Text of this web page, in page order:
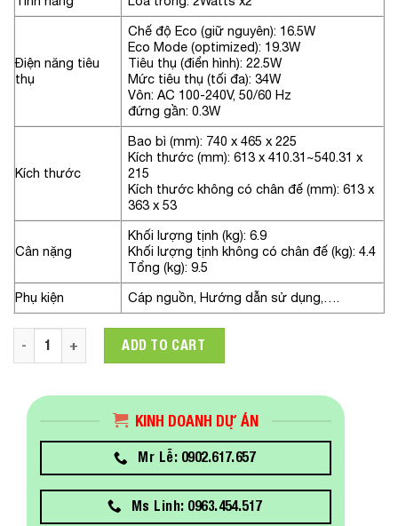
Điện năng tiêu
thụ
Chế độ Eco (giữ nguyên): 16.5W
Eco Mode (optimized): 19.3W
Tiêu thụ (điển hình): 22.5W
Mức tiêu thụ (tối đa): 34W
Vôn: AC 100-240V, 50/60 Hz
đứng gần: 0.3W
Kích thước
Bao bì (mm): 740 x 465 x 225
Kích thước (mm): 613 x 410.31~540.31 x
215
Kích thước không có chân đế (mm): 613 x
363 x 53
Cân nặng
Khối lượng tịnh (kg): 6.9
Khối lượng tịnh không có chân đế (kg): 4.4
Tổng (kg): 9.5
Phụ kiện
Cáp nguồn, Hướng dẫn sử dụng,….
Màn hình máy tính ViewSonic VP2756-2K 27 inch 2K IPS
ADD TO CART
KINH DOANH DỰ ÁN
Mr Lễ: 0902.617.657
Ms Linh: 0963.454.517